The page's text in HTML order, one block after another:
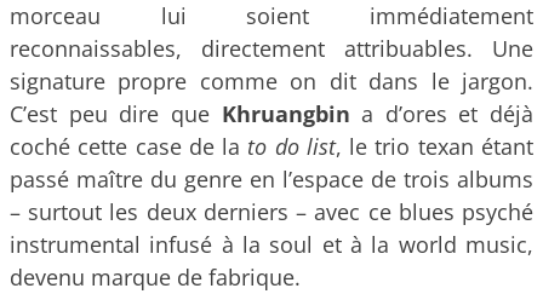
morceau lui soient immédiatement
reconnaissables, directement attribuables. Une
signature propre comme on dit dans le jargon.
C’est peu dire que Khruangbin a d’ores et déjà
coché cette case de la to do list, le trio texan étant
passé maître du genre en l’espace de trois albums
– surtout les deux derniers – avec ce blues psyché
instrumental infusé à la soul et à la world music,
devenu marque de fabrique.